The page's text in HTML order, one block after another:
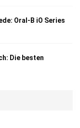
Oral-B iO Series
Die besten